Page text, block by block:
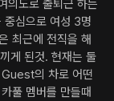
의도로 출퇴근 하는
중심으로 여성 3명
최근에 전직을 해
게 된것. 현재는 둘
Guest의 차로 어떤
풀 멤버를 만들때